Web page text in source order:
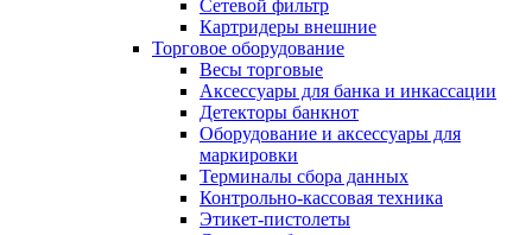
Сетевой фильтр
Картридеры внешние
Торговое оборудование
Весы торговые
Аксессуары для банка и инкассации
Детекторы банкнот
Оборудование и аксессуары для
маркировки
Терминалы сбора данных
Контрольно-кассовая техника
Этикет-пистолеты